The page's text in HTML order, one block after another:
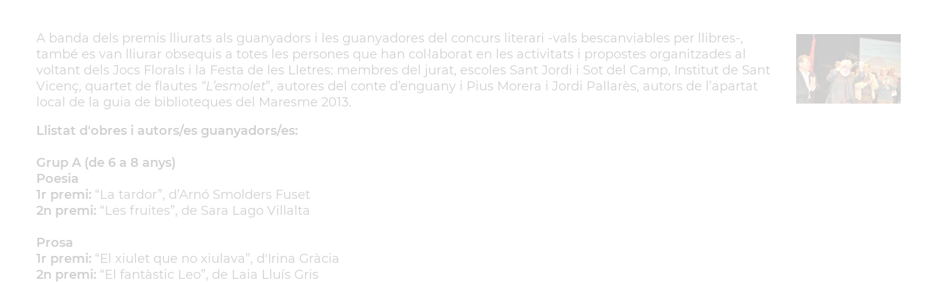
A banda dels premis lliurats als guanyadors i les guanyadores del concurs literari -vals bescanviables per llibres-,
també es van lliurar obsequis a totes les persones que han col·laborat en les activitats i propostes organitzades al
voltant dels Jocs Florals i la Festa de les Lletres: membres del jurat, escoles Sant Jordi i Sot del Camp, Institut de Sant
Vicenç, quartet de flautes “L’esmolet”, autores del conte d’enguany i Pius Morera i Jordi Pallarès, autors de l’apartat
local de la guia de biblioteques del Maresme 2013.
Llistat d'obres i autors/es guanyadors/es:
Grup A (de 6 a 8 anys)
Poesia
1r premi: “La tardor”, d’Arnó Smolders Fuset
2n premi: “Les fruites”, de Sara Lago Villalta
Prosa
1r premi: “El xiulet que no xiulava”, d'Irina Gràcia
2n premi: “El fantàstic Leo”, de Laia Lluís Gris